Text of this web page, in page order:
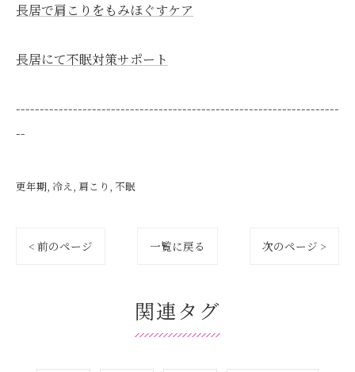
長居で肩こりをもみほぐすケア
長居にて不眠対策サポート
--------------------------------------------------------------------
--
更年期 冷え 肩こり 不眠
< 前のページ 一覧に戻る 次のページ >
関連タグ